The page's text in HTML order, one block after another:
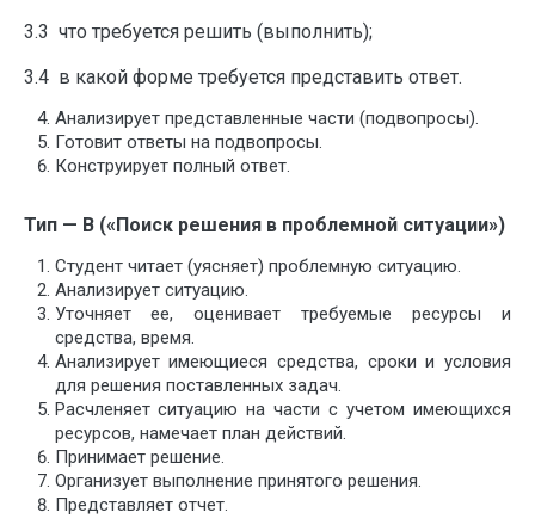
3.3 что требуется решить (выполнить);
3.4 в какой форме требуется представить ответ.
Анализирует представленные части (подвопросы).
Готовит ответы на подвопросы.
Конструирует полный ответ.
Тип — В («Поиск решения в проблемной ситуации»)
Студент читает (уясняет) проблемную ситуацию.
Анализирует ситуацию.
Уточняет ее, оценивает требуемые ресурсы и
средства, время.
Анализирует имеющиеся средства, сроки и условия
для решения поставленных задач.
Расчленяет ситуацию на части с учетом имеющихся
ресурсов, намечает план действий.
Принимает решение.
Организует выполнение принятого решения.
Представляет отчет.